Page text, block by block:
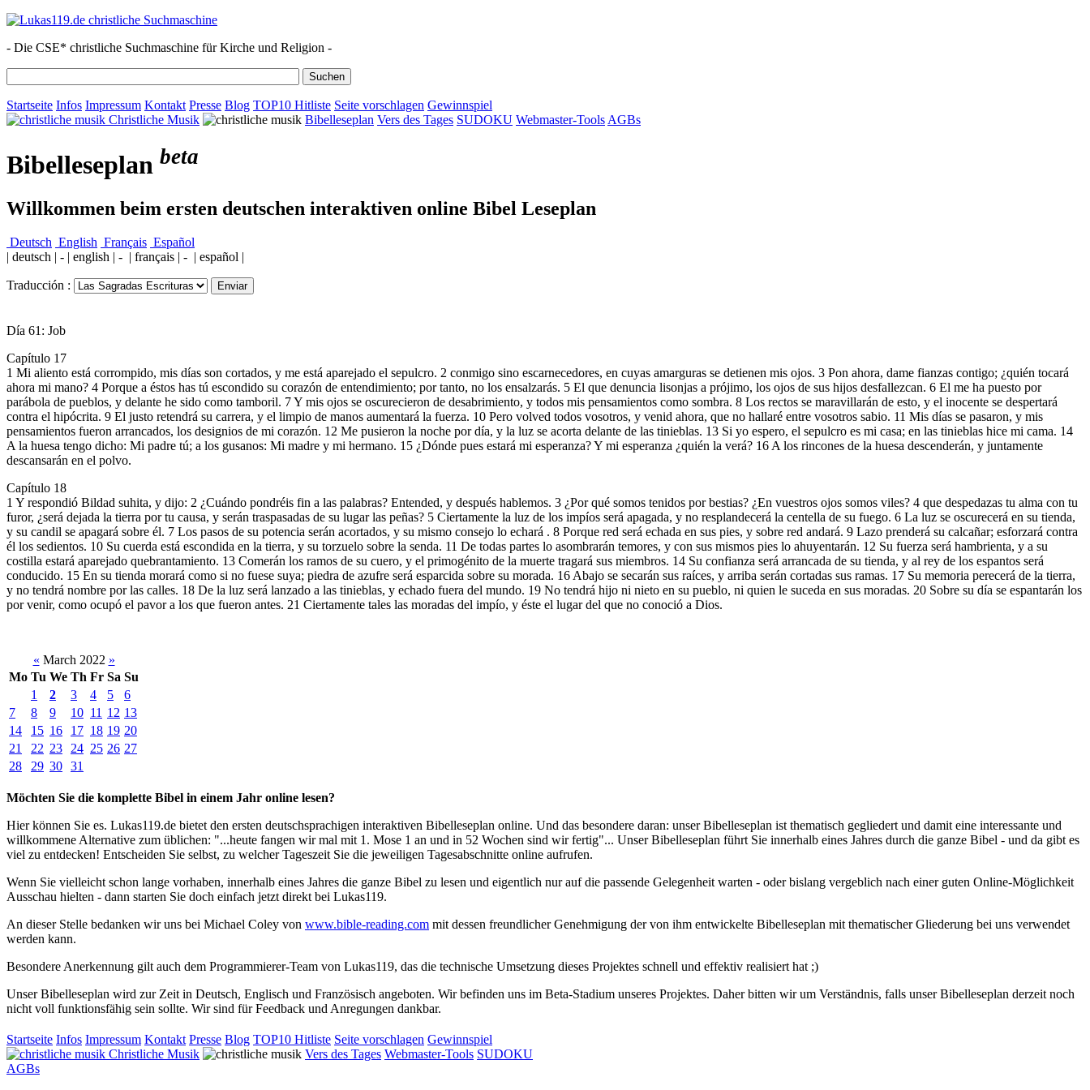
- Die CSE* christliche Suchmaschine für Kirche und Religion -
Startseite Infos Impressum Kontakt Presse Blog TOP10 Hitliste Seite vorschlagen Gewinnspiel
Christliche Musik
Bibelleseplan Vers des Tages SUDOKU Webmaster-Tools AGBs
Bibelleseplan beta
Willkommen beim ersten deutschen interaktiven online Bibel Leseplan
Deutsch English Français Español
| deutsch | - | english | - | français | - | español |
Traducción :
Día 61: Job
Capítulo 17
1 Mi aliento está corrompido, mis días son cortados, y me está aparejado el sepulcro. 2 conmigo sino escarnecedores, en cuyas amarguras se detienen mis ojos. 3 Pon ahora, dame fianzas contigo; ¿quién tocará
ahora mi mano? 4 Porque a éstos has tú escondido su corazón de entendimiento; por tanto, no los ensalzarás. 5 El que denuncia lisonjas a prójimo, los ojos de sus hijos desfallezcan. 6 El me ha puesto por
parábola de pueblos, y delante he sido como tamboril. 7 Y mis ojos se oscurecieron de desabrimiento, y todos mis pensamientos como sombra. 8 Los rectos se maravillarán de esto, y el inocente se despertará
contra el hipócrita. 9 El justo retendrá su carrera, y el limpio de manos aumentará la fuerza. 10 Pero volved todos vosotros, y venid ahora, que no hallaré entre vosotros sabio. 11 Mis días se pasaron, y mis
pensamientos fueron arrancados, los designios de mi corazón. 12 Me pusieron la noche por día, y la luz se acorta delante de las tinieblas. 13 Si yo espero, el sepulcro es mi casa; en las tinieblas hice mi cama. 14
A la huesa tengo dicho: Mi padre tú; a los gusanos: Mi madre y mi hermano. 15 ¿Dónde pues estará mi esperanza? Y mi esperanza ¿quién la verá? 16 A los rincones de la huesa descenderán, y juntamente
descansarán en el polvo.
Capítulo 18
1 Y respondió Bildad suhita, y dijo: 2 ¿Cuándo pondréis fin a las palabras? Entended, y después hablemos. 3 ¿Por qué somos tenidos por bestias? ¿En vuestros ojos somos viles? 4 que despedazas tu alma con tu
furor, ¿será dejada la tierra por tu causa, y serán traspasadas de su lugar las peñas? 5 Ciertamente la luz de los impíos será apagada, y no resplandecerá la centella de su fuego. 6 La luz se oscurecerá en su tienda,
y su candil se apagará sobre él. 7 Los pasos de su potencia serán acortados, y su mismo consejo lo echará . 8 Porque red será echada en sus pies, y sobre red andará. 9 Lazo prenderá su calcañar; esforzará contra
él los sedientos. 10 Su cuerda está escondida en la tierra, y su torzuelo sobre la senda. 11 De todas partes lo asombrarán temores, y con sus mismos pies lo ahuyentarán. 12 Su fuerza será hambrienta, y a su
costilla estará aparejado quebrantamiento. 13 Comerán los ramos de su cuero, y el primogénito de la muerte tragará sus miembros. 14 Su confianza será arrancada de su tienda, y al rey de los espantos será
conducido. 15 En su tienda morará como si no fuese suya; piedra de azufre será esparcida sobre su morada. 16 Abajo se secarán sus raíces, y arriba serán cortadas sus ramas. 17 Su memoria perecerá de la tierra,
y no tendrá nombre por las calles. 18 De la luz será lanzado a las tinieblas, y echado fuera del mundo. 19 No tendrá hijo ni nieto en su pueblo, ni quien le suceda en sus moradas. 20 Sobre su día se espantarán los
por venir, como ocupó el pavor a los que fueron antes. 21 Ciertamente tales las moradas del impío, y éste el lugar del que no conoció a Dios.
« March 2022 »
Mo Tu We Th Fr Sa Su
1
2 3 4 5
6
7
8 9 10 11 12 13
14
15 16 17 18 19 20
21
22 23 24 25 26 27
28
29 30 31
Möchten Sie die komplette Bibel in einem Jahr online lesen?
Hier können Sie es. Lukas119.de bietet den ersten deutschsprachigen interaktiven Bibelleseplan online. Und das besondere daran: unser Bibelleseplan ist thematisch gegliedert und damit eine interessante und
willkommene Alternative zum üblichen: "...heute fangen wir mal mit 1. Mose 1 an und in 52 Wochen sind wir fertig"... Unser Bibelleseplan führt Sie innerhalb eines Jahres durch die ganze Bibel - und da gibt es
viel zu entdecken! Entscheiden Sie selbst, zu welcher Tageszeit Sie die jeweiligen Tagesabschnitte online aufrufen.
Wenn Sie vielleicht schon lange vorhaben, innerhalb eines Jahres die ganze Bibel zu lesen und eigentlich nur auf die passende Gelegenheit warten - oder bislang vergeblich nach einer guten Online-Möglichkeit
Ausschau hielten - dann starten Sie doch einfach jetzt direkt bei Lukas119.
An dieser Stelle bedanken wir uns bei Michael Coley von www.bible-reading.com mit dessen freundlicher Genehmigung der von ihm entwickelte Bibelleseplan mit thematischer Gliederung bei uns verwendet
werden kann.
Besondere Anerkennung gilt auch dem Programmierer-Team von Lukas119, das die technische Umsetzung dieses Projektes schnell und effektiv realisiert hat ;)
Unser Bibelleseplan wird zur Zeit in Deutsch, Englisch und Französisch angeboten. Wir befinden uns im Beta-Stadium unseres Projektes. Daher bitten wir um Verständnis, falls unser Bibelleseplan derzeit noch
nicht voll funktionsfähig sein sollte. Wir sind für Feedback und Anregungen dankbar.
Startseite Infos Impressum Kontakt Presse Blog TOP10 Hitliste Seite vorschlagen Gewinnspiel
Christliche Musik
Vers des Tages Webmaster-Tools SUDOKU
AGBs